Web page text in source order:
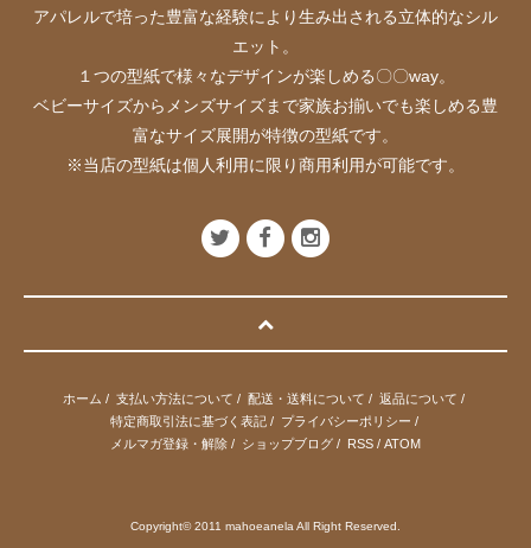
アパレルで培った豊富な経験により生み出される立体的なシル
エット。
１つの型紙で様々なデザインが楽しめる〇〇way。
ベビーサイズからメンズサイズまで家族お揃いでも楽しめる豊
富なサイズ展開が特徴の型紙です。
※当店の型紙は個人利用に限り商用利用が可能です。
ホーム / 支払い方法について / 配送・送料について / 返品について /
特定商取引法に基づく表記/ プライバシーポリシー /
メルマガ登録・解除 / ショップブログ / RSS / ATOM
Copyright© 2011 mahoeanela All Right Reserved.